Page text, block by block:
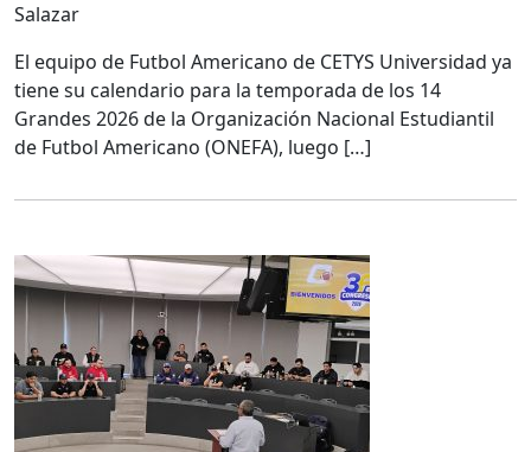
Salazar
El equipo de Futbol Americano de CETYS Universidad ya
tiene su calendario para la temporada de los 14
Grandes 2026 de la Organización Nacional Estudiantil
de Futbol Americano (ONEFA), luego […]